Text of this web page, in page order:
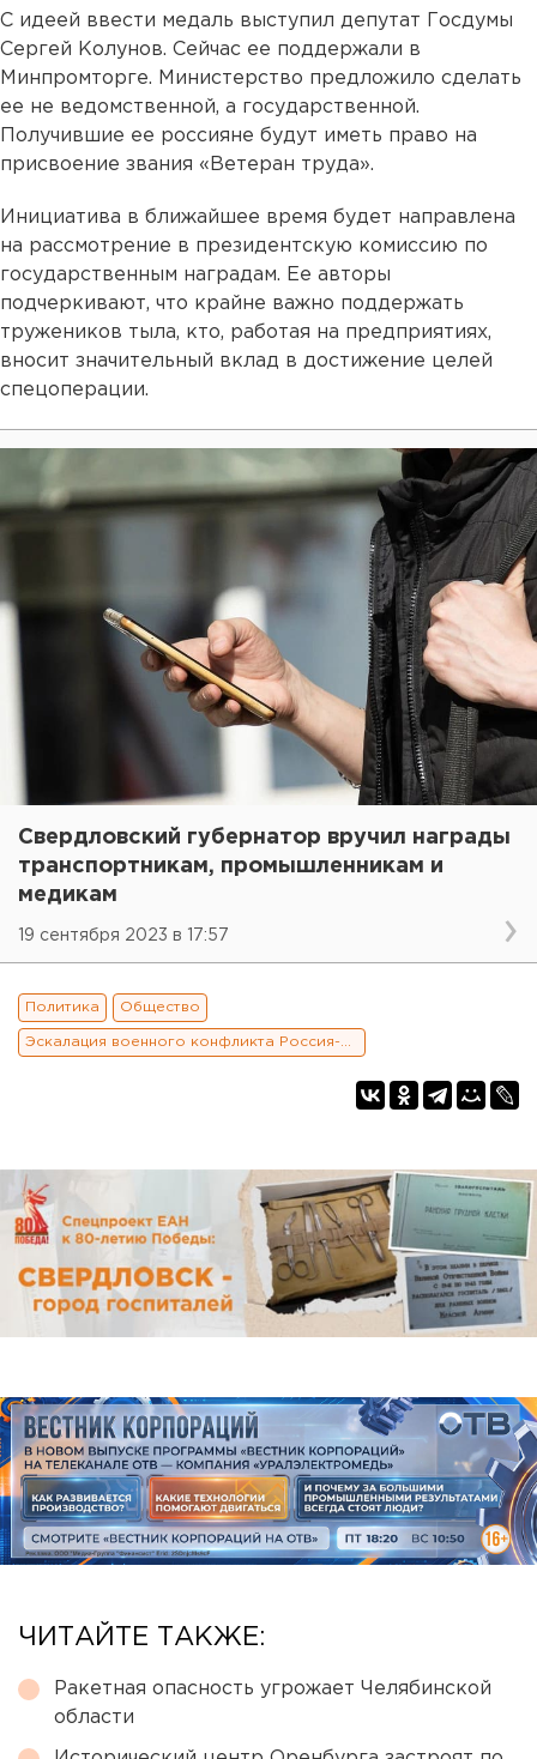
С идеей ввести медаль выступил депутат Госдумы
Сергей Колунов. Сейчас ее поддержали в
Минпромторге. Министерство предложило сделать
ее не ведомственной, а государственной.
Получившие ее россияне будут иметь право на
присвоение звания «Ветеран труда».
Инициатива в ближайшее время будет направлена
на рассмотрение в президентскую комиссию по
государственным наградам. Ее авторы
подчеркивают, что крайне важно поддержать
тружеников тыла, кто, работая на предприятиях,
вносит значительный вклад в достижение целей
спецоперации.
Свердловский губернатор вручил награды
транспортникам, промышленникам и
медикам
19 сентября 2023 в 17:57
Политика Общество
Эскалация военного конфликта Россия-Украина
ЧИТАЙТЕ ТАКЖЕ:
Ракетная опасность угрожает Челябинской
области